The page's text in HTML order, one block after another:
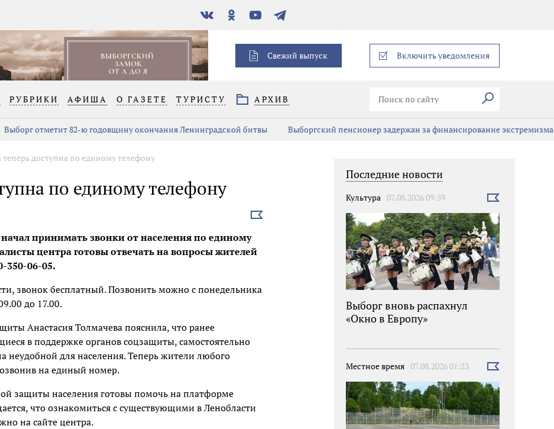
В
контакте
Одноклассники
YouTubeТелеграм
Свежий выпуск Включить уведомления
РУБРИКИ АФИША О ГАЗЕТЕ ТУРИСТУ АРХИВ Искать
Выборг отметит 82-ю годовщину окончания Ленинградской битвы Выборгский пенсионер задержан за финансирование экстремизма
доступна по единому телефону
по единому телефону
Выбрать
принимать звонки от населения по единому
центра готовы отвечать на вопросы жителей
350-06-05.
звонок бесплатный. Позвонить можно с понедельника
до 17.00.
Анастасия Толмачева пояснила, что ранее
в поддержке органов соцзащиты, самостоятельно
для населения. Теперь жители любого
на единый номер.
защиты населения готовы помочь на платформе
что ознакомиться с существующими в Ленобласти
на сайте центра.
Последние новости
Культура 07.08.2026 09:59
Выбрать
Выборг вновь распахнул
«Окно в Европу»
Местное время 07.08.2026 01:23
Выбрать